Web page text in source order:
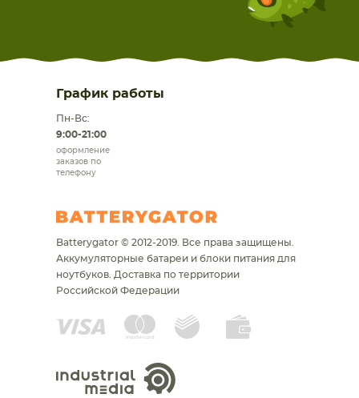
График работы
Пн-Вс:
9:00-21:00
оформление
заказов по
телефону
Batterygator © 2012-2019. Все права защищены.
Аккумуляторные батареи и блоки питания для
ноутбуков. Доставка по территории
Российской Федерации